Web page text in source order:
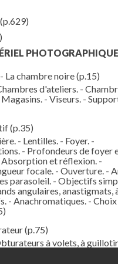
(p.629)
PHOTOGRAPHIQUE
La chambre noire(p.15)
d'ateliers. -
- Viseurs. -
(p.35)
- Lentilles. - Foyer. -
- Profondeurs de foyer
et réflexion. -
focale. - Ouverture. -
parasoleil. - Objectifs
angulaires, anastigmats,
- Anachromatiques. -
(p.75)
à volets, à